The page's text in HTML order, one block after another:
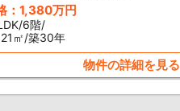
：1,380万円
6階/
㎡/築30年
物件の詳細を見る